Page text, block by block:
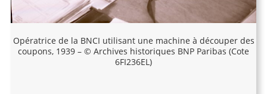
Opératrice de la BNCI utilisant une machine à découper des
coupons, 1939 – © Archives historiques BNP Paribas (Cote
6FI236EL)